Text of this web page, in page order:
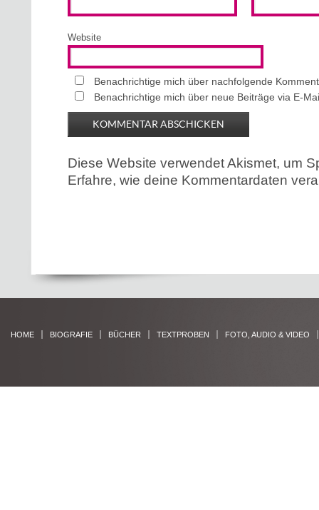
Website
Benachrichtige mich über nachfolgende
Benachrichtige mich über neue Beiträge via E-
Diese Website verwendet Akismet, um
Erfahre, wie deine Kommentardaten
HOME BIOGRAFIE BÜCHER TEXTPROBEN FOTO, AUDIO & VIDEO